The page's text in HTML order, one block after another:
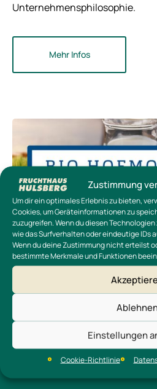
Zustimmung
Um dir ein optimales Erlebnis zu bieten,
Cookies, um Geräteinformationen zu
zuzugreifen. Wenn du diesen
wie das Surfverhalten oder eindeutige IDs
Wenn du deine Zustimmung nicht erteilst
bestimmte Merkmale und Funktionen
Einstellungen
Cookie-Richtlinie
Unternehmensphilosophie.
Mehr Infos